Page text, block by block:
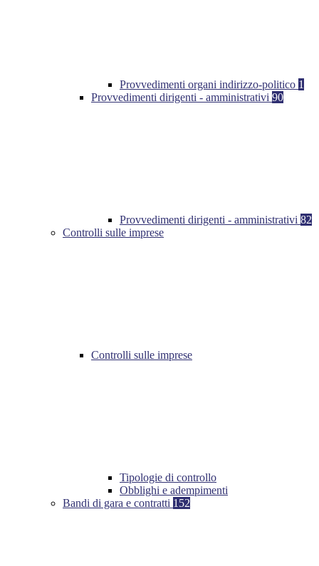
Provvedimenti organi indirizzo-politico 1
Provvedimenti dirigenti - amministrativi 90
Provvedimenti dirigenti - amministrativi 82
Controlli sulle imprese
Controlli sulle imprese
Tipologie di controllo
Obblighi e adempimenti
Bandi di gara e contratti 152